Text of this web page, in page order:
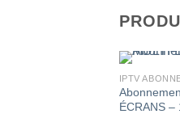
IPTV
ÉCRANS –